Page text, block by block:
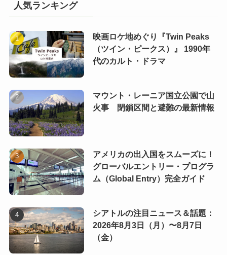
人気ランキング
映画ロケ地めぐり『Twin Peaks
（ツイン・ピークス）』 1990年
代のカルト・ドラマ
マウント・レーニア国立公園で山
火事 閉鎖区間と避難の最新情報
アメリカの出入国をスムーズに！
グローバルエントリー・プログラ
ム（Global Entry）完全ガイド
シアトルの注目ニュース＆話題：
2026年8月3日（月）〜8月7日
（金）